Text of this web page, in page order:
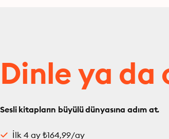
Dinle ya da
Sesli kitapların büyülü dünyasına adım at.
İlk 4 ay ₺164,99/ay